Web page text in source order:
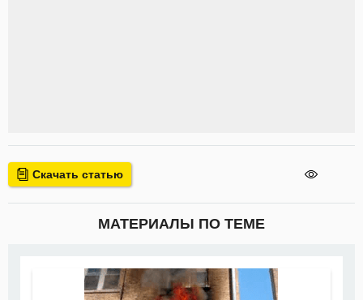
Скачать статью
МАТЕРИАЛЫ ПО ТЕМЕ